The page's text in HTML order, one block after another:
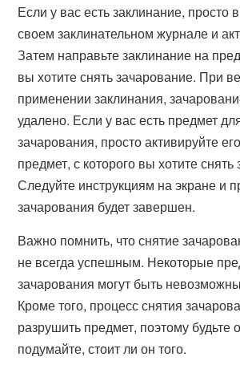
Если у вас есть заклинание, просто
своем заклинательном журнале и
Затем направьте заклинание на
вы хотите снять зачарование. При
применении заклинания,
удалено. Если у вас есть предмет
зачарования, просто активируйте
предмет, с которого вы хотите снять
Следуйте инструкциям на экране и
зачарования будет завершен.
Важно помнить, что снятие
не всегда успешным. Некоторые
зачарования могут быть
Кроме того, процесс снятия
разрушить предмет, поэтому будьте
подумайте, стоит ли он того.